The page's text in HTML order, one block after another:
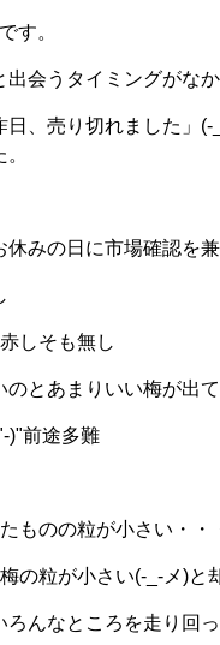
す。
出会うタイミングがな
日、売り切れました」(-
休みの日に市場確認を
しそも無し
のとあまりいい梅が出
)"前途多難
ものの粒が小さい・・
の粒が小さい(-_-メ)と
ろんなところを走り回